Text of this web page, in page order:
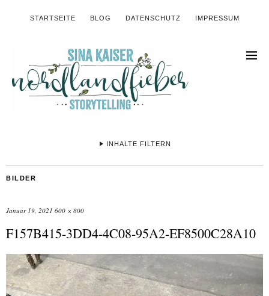
STARTSEITE BLOG DATENSCHUTZ IMPRESSUM
INHALTE FILTERN
BILDER
Januar 19, 2021 600 × 800
F157B415-3DD4-4C08-95A2-EF8500C28A10